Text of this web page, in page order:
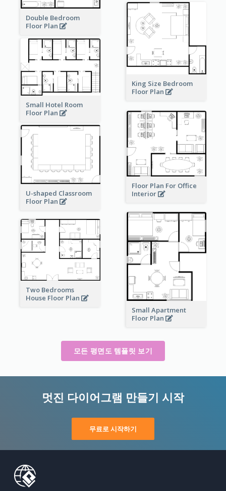
Double Bedroom
Floor Plan
King Size Bedroom
Floor Plan
Small Hotel Room
Floor Plan
Floor Plan For Office
Interior
U-shaped Classroom
Floor Plan
Small Apartment
Floor Plan
Two Bedrooms
House Floor Plan
모든 평면도 템플릿 보기
멋진 다이어그램 만들기 시작
무료로 시작하기